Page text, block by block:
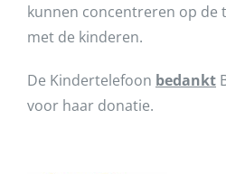
kunnen concentreren op de
met de kinderen.
De Kindertelefoon bedankt
voor haar donatie.